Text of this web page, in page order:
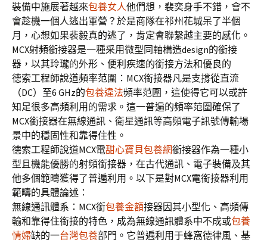
裝備中施展著越來包養女人他們想，裴奕身手不錯，會不
會趁機一個人逃出軍營？於是商隊在祁州花城呆了半個
月，心想如果裴毅真的逃了，肯定會聯繫越主要的感化。
MCX射頻銜接器是一種采用微型同軸構造design的銜接
器，以其玲瓏的外形、便利疾速的銜接方法和優良的
德索工程師說道頻率范圍：MCX銜接器凡是支撐從直流
（DC）至6 GHz的包養違法頻率范圍，這使得它可以或許
知足很多高頻利用的需求。這一普遍的頻率范圍確保了
MCX銜接器在無線通訊、衛星通訊等高頻電子訊號傳輸場
景中的穩固性和靠得住性。
德索工程師說道MCX電甜心寶貝包養網銜接器作為一種小
型且機能優勝的射頻銜接器，在古代通訊、電子裝備及其
他多個範疇獲得了普遍利用。以下是對MCX電銜接器利用
範疇的具體論述：
無線通訊體系：MCX銜包養金額接器因其小型化、高頻傳
輸和靠得住銜接的特色，成為無線通訊體系中不成或包養
情婦缺的一台灣包養部門。它普遍利用于蜂窩德律風、基